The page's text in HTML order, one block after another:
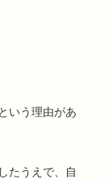
いう理由があ
たうえで、自